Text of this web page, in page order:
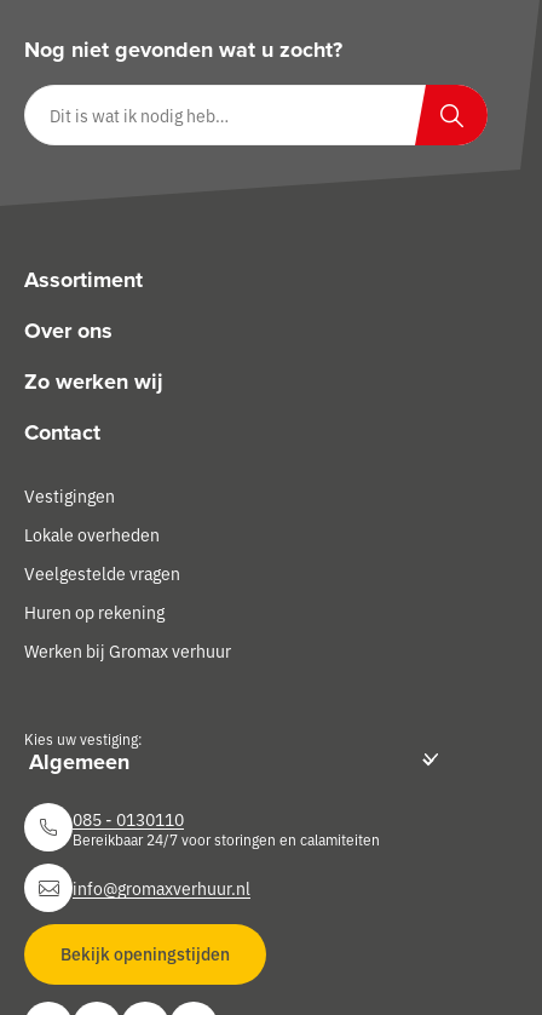
Nog niet gevonden wat u zocht?
Zoeken op website
Zoeken
Assortiment
Over ons
Zo werken wij
Contact
Vestigingen
Lokale overheden
Veelgestelde vragen
Huren op rekening
Werken bij Gromax verhuur
Kies uw vestiging:
085 - 0130110
Bereikbaar 24/7 voor storingen en calamiteiten
info@gromaxverhuur.nl
Bekijk openingstijden